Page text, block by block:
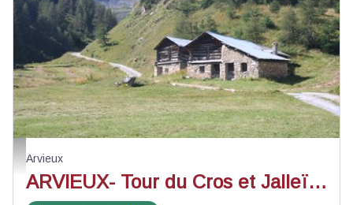
Chalet d'alpage - Benjamin Musella - PNR Queyras
Arvieux
ARVIEUX- Tour du Cros et Jalleït par Clapeyto